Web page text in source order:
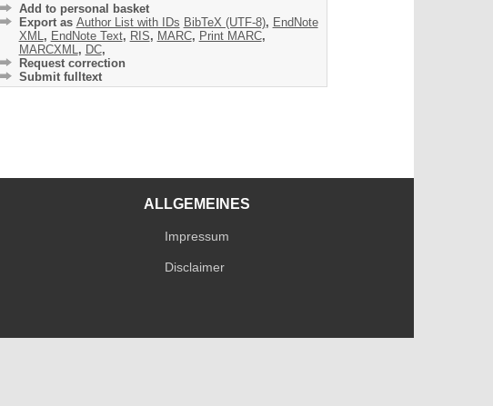
Add to personal basket
Export as Author List with IDs BibTeX (UTF-8), EndNote
XML , EndNote Text, RIS, MARC, Print MARC,
MARCXML , DC,
Request correction
Submit fulltext
ALLGEMEINES
Impressum
Disclaimer